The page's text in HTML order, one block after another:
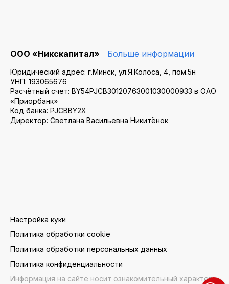
ООО «Никскапитал» Больше информации
Юридический адрес: г.Минск, ул.Я.Колоса, 4, пом.5н
УНП: 193065676
Расчётный счет: BY54PJCB30120763001030000933 в ОАО
«Приорбанк»
Код банка: PJCBBY2X
Директор: Светлана Васильевна Никитёнок
Настройка куки
Политика обработки cookie
Политика обработки персональных данных
Политика конфиденциальности
Информация на сайте носит ознакомительный характер